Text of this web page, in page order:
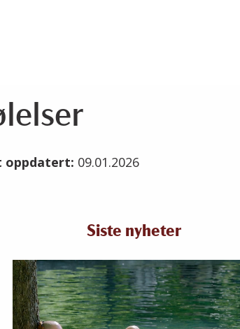
oppdatert: 09.01.2026
Siste nyheter